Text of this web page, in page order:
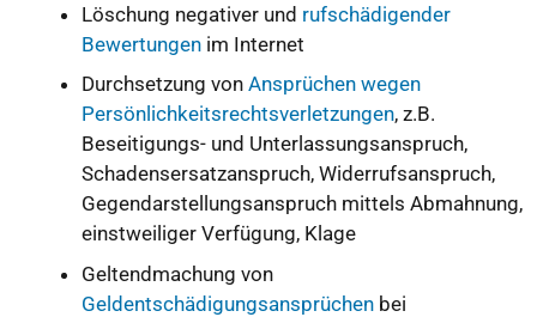
Löschung negativer und rufschädigender
Bewertungen im Internet
Durchsetzung von Ansprüchen wegen
Persönlichkeitsrechts­verletzungen, z.B.
Beseitigungs- und Unterlassungsanspruch,
Schadensersatzanspruch, Widerrufsanspruch,
Gegendarstellungsanspruch mittels Abmahnung,
einstweiliger Verfügung, Klage
Geltendmachung von
Geldentschädigungsansprüchen bei